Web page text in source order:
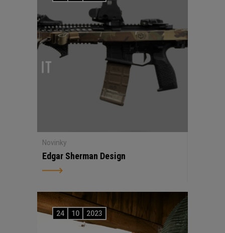
Novinky
Edgar Sherman Design
24 10 2023